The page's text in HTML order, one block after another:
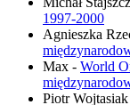
1997-2000
Agnieszka
Max - World
Piotr Wojtasiak